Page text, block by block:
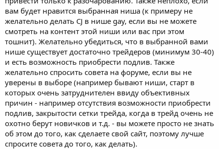
вам будет нравится выбранная ниша (к примеру не
желательно делать CJ в нише gay, если вы не можете
смотреть на контент этой ниши или вас при этом
тошнит). Желательно убедиться, что в выбранной вами
нише существует достаточно трейдеров (минимум 30-40)
и есть возможность приобрести подлив. Также
желательно спросить совета на форуме, если вы не
уверены в выборе (например бывают ниши, старт в
которых очень затруднителен ввиду объективных
причин - например отсутствия возможности приобрести
подлив, закрытости сетки трейда, когда в трейд очень не
охотно берут новичков и т.д. - вы можете просто не знать
об этом до того, как сделаете свой сайт, поэтому лучше
спросите совета до того, как делать).